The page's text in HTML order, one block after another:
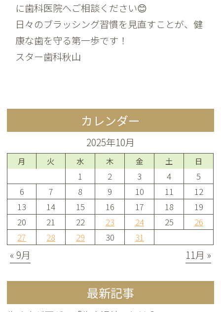
に歯科医院へご相談ください😊
日々のブラッシング習慣を見直すことが、健
康な歯を守る第一歩です！
スター歯科秋山
カレンダー
2025年10月
月 火 水 木 金 土 日
1 2 3 4
5
6
7 8 9 10 11
12
13
14 15 16 17 18
19
20
21 22 23 24 25
26
27
28 29 30 31
« 9月 11月 »
最新記事